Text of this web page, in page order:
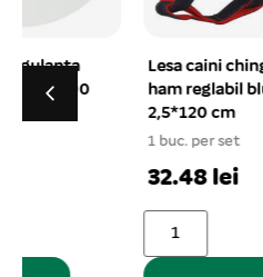
Lesa caini chinga cu
ham reglabil blugi